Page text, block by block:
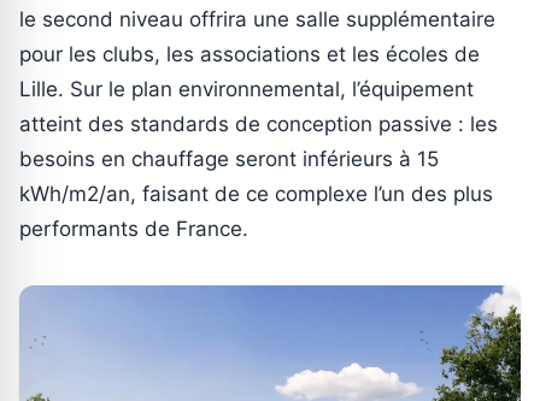
le second niveau offrira une salle supplémentaire
pour les clubs, les associations et les écoles de
Lille. Sur le plan environnemental, l’équipement
atteint des standards de conception passive : les
besoins en chauffage seront inférieurs à 15
kWh/m2/an, faisant de ce complexe l’un des plus
performants de France.